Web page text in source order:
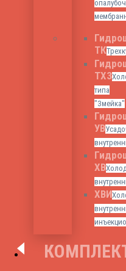
ТК
ТХЗ
типа
"Змейка"
УВ
ХВ
ХВИ